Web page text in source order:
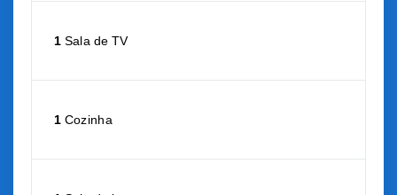
1 Sala de TV
1 Cozinha